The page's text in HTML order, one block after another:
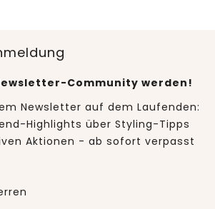
Community werden!
Newsletter auf dem Laufenden:
Highlights über Styling-Tipps
Aktionen - ab sofort verpasst